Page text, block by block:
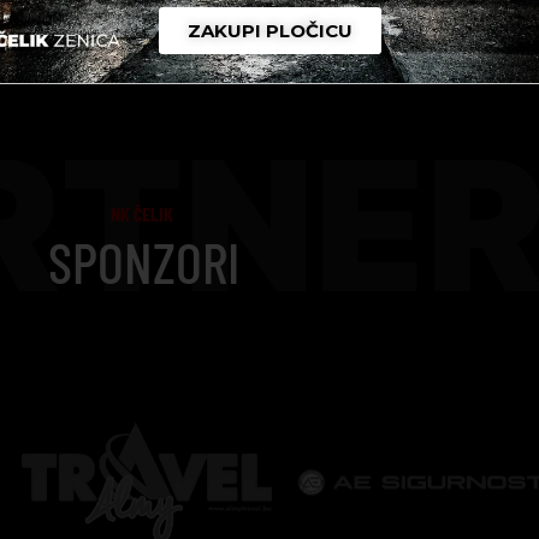
NK ČELIK
SPONZORI
ZAKUPI PLOČICU